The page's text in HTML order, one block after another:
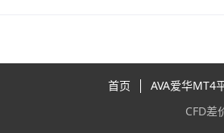
首页 AVA爱华MT4
CFD差